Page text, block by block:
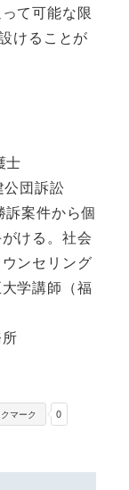
て可能な限
けることが
士
団訴訟
訴案件から個
ける。社会
ンセリング
学講師（福
0
マーク